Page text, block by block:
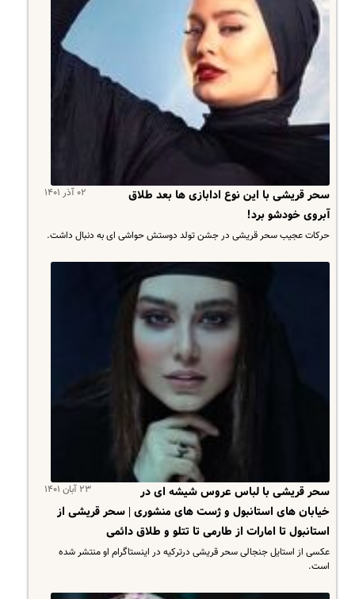
۰۲ آذر ۱۴۰۱
سحر قریشی با این نوع ادابازی ها بعد طلاق
آبروی خودشو برد!
حرکات عجیب سحر قریشی در جشن تولد دوستش حواشی ای به دنبال داشت.
۲۳ آبان ۱۴۰۱
سحر قریشی با لباس عروس شیشه ای در
خیابان های استانبول و ژست های منشوری | سحر قریشی از
استانبول تا امارات از طارمی تا تتلو و طلاق دائمی
عکسی از استایل جنجالی سحر قریشی درترکیه در اینستاگرام او منتشر شده
است.